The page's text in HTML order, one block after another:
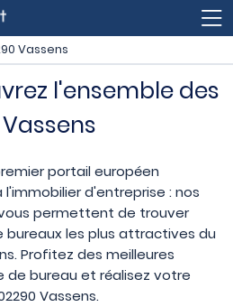
Vassens
l'ensemble des
portail européen
d'entreprise : nos
permettent de trouver
les plus attractives du
Profitez des meilleures
bureau et réalisez votre
Vassens.